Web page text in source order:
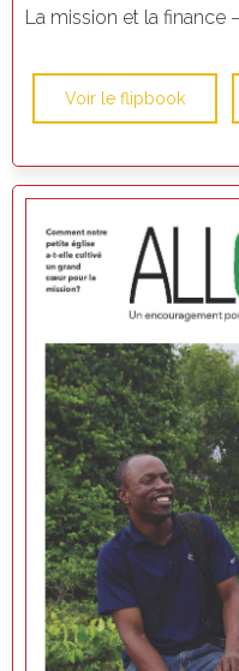
La mission et la finance
Voir le flipbook